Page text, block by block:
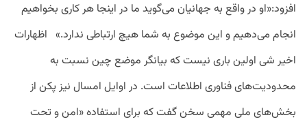
افزود:«او در واقع به جهانیان می‌گوید ما در اینجا هر کاری بخواهیم
انجام می‌دهیم و این موضوع به شما هیچ ارتباطی ندارد.» اظهارات
اخیر شی اولین باری نیست که بیانگر موضع چین نسبت به
محدودیت‌های فناوری اطلاعات است. در اوایل امسال نیز پکن از
بخش‌های ملی مهمی سخن گفت که برای استفاده «امن و تحت